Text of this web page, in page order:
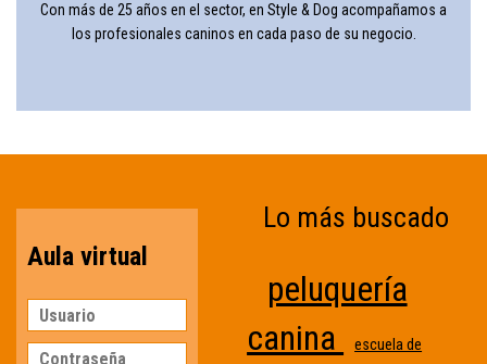
Con más de 25 años en el sector, en Style & Dog acompañamos a
los profesionales caninos en cada paso de su negocio.
Aula virtual
Lo más buscado
peluquería
canina
escuela de